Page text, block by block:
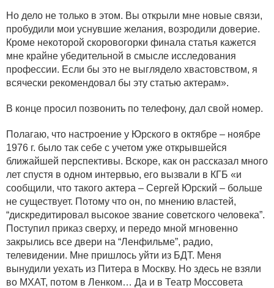
Но дело не только в этом. Вы открыли мне новые связи,
пробудили мои уснувшие желания, возродили доверие.
Кроме некоторой скоровогорки финала статья кажется
мне крайне убедительной в смысле исследования
профессии. Если бы это не выглядело хвастовством, я
всячески рекомендовал бы эту статью актерам».
В конце просил позвонить по телефону, дал свой номер.
Полагаю, что настроение у Юрского в октябре – ноябре
1976 г. было так себе с учетом уже открывшейся
ближайшей перспективы. Вскоре, как он рассказал много
лет спустя в одном интервью, его вызвали в КГБ «и
сообщили, что такого актера – Сергей Юрский – больше
не существует. Потому что он, по мнению властей,
“дискредитировал высокое звание советского человека”.
Поступил приказ сверху, и передо мной мгновенно
закрылись все двери на “Ленфильме”, радио,
телевидении. Мне пришлось уйти из БДТ. Меня
вынудили уехать из Питера в Москву. Но здесь не взяли
во МХАТ, потом в Ленком… Да и в Театр Моссовета